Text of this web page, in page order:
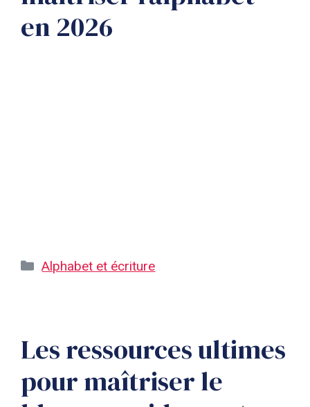
en 2026
Catégories
Alphabet et écriture
Les ressources ultimes
pour maîtriser le